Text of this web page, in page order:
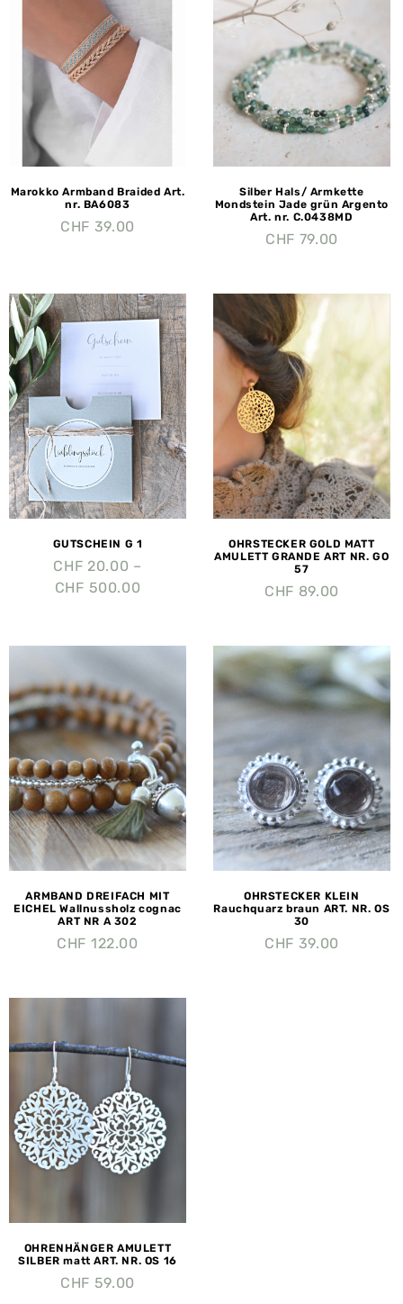
Marokko Armband Braided Art.
nr. BA6083
CHF 39.00
Silber Hals/ Armkette
Mondstein Jade grün Argento
Art. nr. C.0438MD
CHF 79.00
GUTSCHEIN G 1
CHF 20.00 –
CHF 500.00
OHRSTECKER GOLD MATT
AMULETT GRANDE ART NR. GO
57
CHF 89.00
ARMBAND DREIFACH MIT
EICHEL Wallnussholz cognac
ART NR A 302
CHF 122.00
OHRSTECKER KLEIN
Rauchquarz braun ART. NR. OS
30
CHF 39.00
OHRENHÄNGER AMULETT
SILBER matt ART. NR. OS 16
CHF 59.00